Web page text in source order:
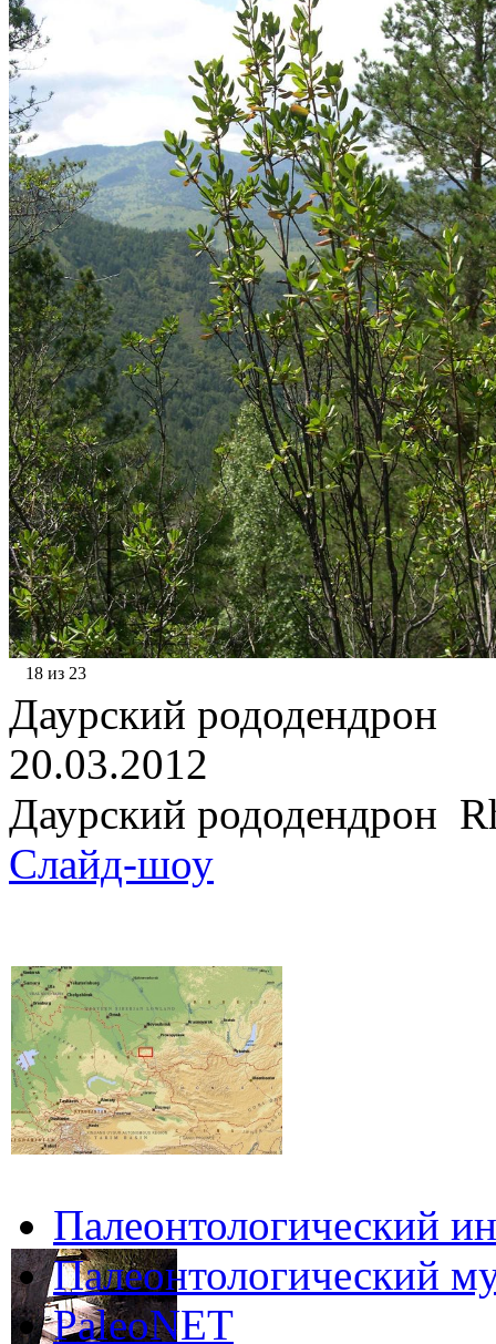
18 из 23
Даурский рододендрон
20.03.2012
Даурский рододендрон
Слайд-шоу
Палеонтологический
Палеонтологический
PaleoNET